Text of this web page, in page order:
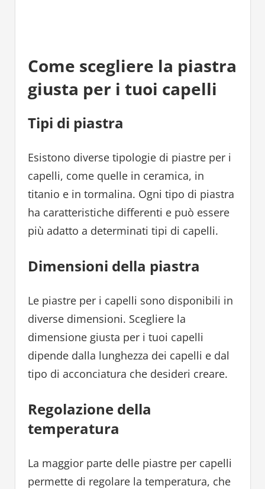
Come scegliere la piastra
giusta per i tuoi capelli
Tipi di piastra
Esistono diverse tipologie di piastre per i
capelli, come quelle in ceramica, in
titanio e in tormalina. Ogni tipo di piastra
ha caratteristiche differenti e può essere
più adatto a determinati tipi di capelli.
Dimensioni della piastra
Le piastre per i capelli sono disponibili in
diverse dimensioni. Scegliere la
dimensione giusta per i tuoi capelli
dipende dalla lunghezza dei capelli e dal
tipo di acconciatura che desideri creare.
Regolazione della
temperatura
La maggior parte delle piastre per capelli
permette di regolare la temperatura, che